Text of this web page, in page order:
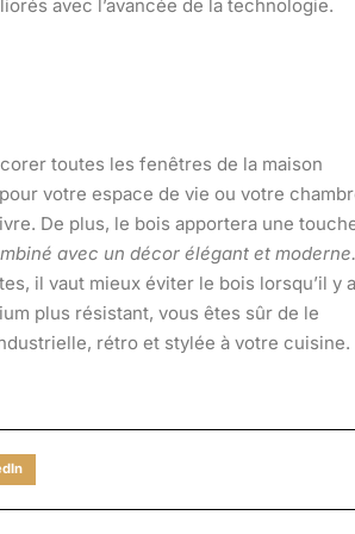
avec l’avancée de la technologie.
toutes les fenêtres de la maison
votre espace de vie ou votre
De plus, le bois apportera une
avec un décor élégant et moderne.
il vaut mieux éviter le bois lorsqu’il y a
plus résistant, vous êtes sûr de le
rétro et stylée à votre cuisine.